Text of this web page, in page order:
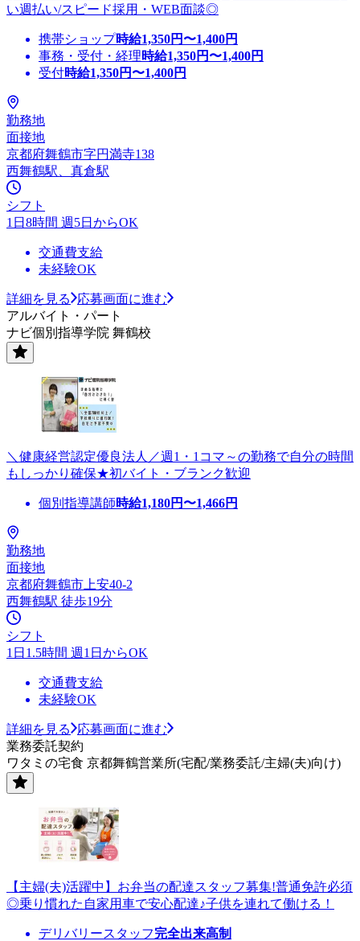
い週払い/スピード採用・WEB面談◎
携帯ショップ時給1,350円〜1,400円
事務・受付・経理時給1,350円〜1,400円
受付時給1,350円〜1,400円
勤務地
面接地
京都府舞鶴市字円満寺138
西舞鶴駅、真倉駅
シフト
1日8時間 週5日からOK
交通費支給
未経験OK
詳細を見る
応募画面に進む
アルバイト・パート
ナビ個別指導学院 舞鶴校
＼健康経営認定優良法人／週1・1コマ～の勤務で自分の時間
もしっかり確保★初バイト・ブランク歓迎
個別指導講師時給1,180円〜1,466円
勤務地
面接地
京都府舞鶴市上安40-2
西舞鶴駅 徒歩19分
シフト
1日1.5時間 週1日からOK
交通費支給
未経験OK
詳細を見る
応募画面に進む
業務委託契約
ワタミの宅食 京都舞鶴営業所(宅配/業務委託/主婦(夫)向け)
【主婦(夫)活躍中】お弁当の配達スタッフ募集!普通免許必須
◎乗り慣れた自家用車で安心配達♪子供を連れて働ける！
デリバリースタッフ完全出来高制